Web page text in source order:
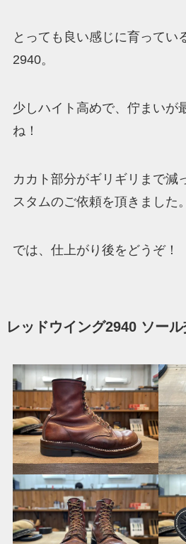
とっても良い感じに育ってい
2940。
少しハイト高めで、佇まいが
ね！
カカト部分がギリギリまで減
スタムのご依頼を頂きました。
では、仕上がり後をどうぞ！
レッドウイング2940 ソー